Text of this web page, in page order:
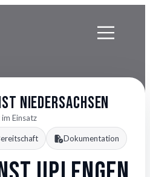
Niedersachsen
Einsatz
Dokumentation